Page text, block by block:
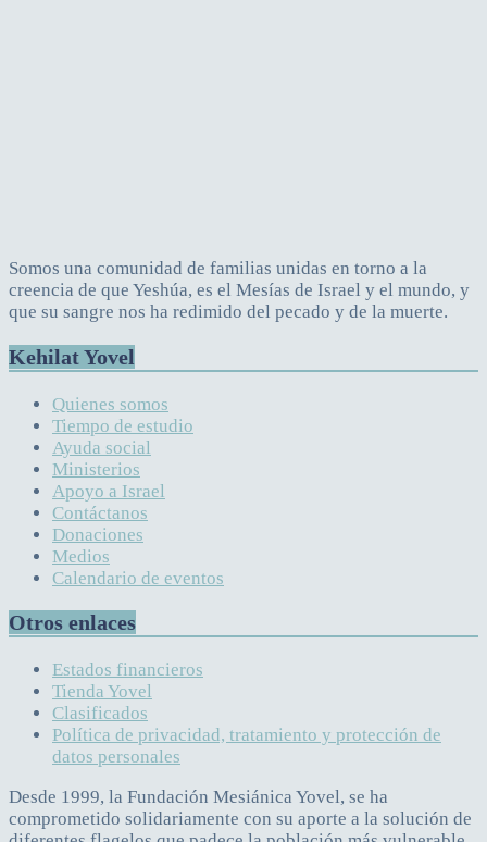
Somos una comunidad de familias unidas en torno a la
creencia de que Yeshúa, es el Mesías de Israel y el mundo, y
que su sangre nos ha redimido del pecado y de la muerte.
Kehilat Yovel
Quienes somos
Tiempo de estudio
Ayuda social
Ministerios
Apoyo a Israel
Contáctanos
Donaciones
Medios
Calendario de eventos
Otros enlaces
Estados financieros
Tienda Yovel
Clasificados
Política de privacidad, tratamiento y protección de
datos personales
Desde 1999, la Fundación Mesiánica Yovel, se ha
comprometido solidariamente con su aporte a la solución de